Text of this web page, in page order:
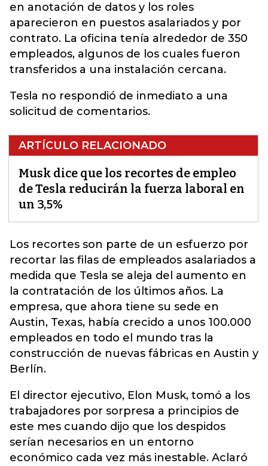
en anotación de datos y los roles
aparecieron en puestos asalariados y por
contrato. La oficina tenía alrededor de 350
empleados, algunos de los cuales fueron
transferidos a una instalación cercana.
Tesla no respondió de inmediato a una
solicitud de comentarios.
ARTÍCULO RELACIONADO
Musk dice que los recortes de empleo
de Tesla reducirán la fuerza laboral en
un 3,5%
Los recortes son parte de un esfuerzo por
recortar las filas de empleados asalariados a
medida que Tesla se aleja del aumento en
la contratación de los últimos años. La
empresa, que ahora tiene su sede en
Austin, Texas, había crecido a unos 100.000
empleados en todo el mundo tras la
construcción de nuevas fábricas en Austin y
Berlín.
El director ejecutivo, Elon Musk, tomó a los
trabajadores por sorpresa a principios de
este mes cuando dijo que los despidos
serían necesarios en un entorno
económico cada vez más inestable. Aclaró